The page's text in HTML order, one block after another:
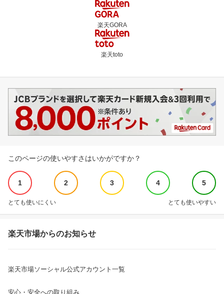
楽天GORA
楽天toto
このページの使いやすさはいかがですか？
1 2 3 4 5
とても使いにくい とても使いやすい
楽天市場からのお知らせ
楽天市場ソーシャル公式アカウント一覧
安心・安全への取り組み